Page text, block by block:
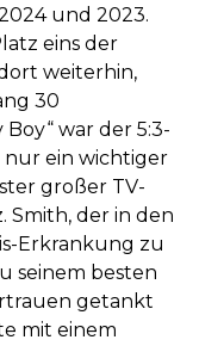
und 2023.
eins der
weiterhin,
30
war der 5:3-
nur ein wichtiger
großer TV-
Smith, der in den
Erkrankung zu
seinem besten
getankt
mit einem